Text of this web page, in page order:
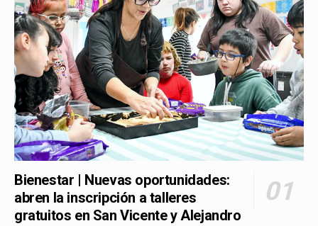
Bienestar | Nuevas oportunidades:
abren la inscripción a talleres
gratuitos en San Vicente y Alejandro